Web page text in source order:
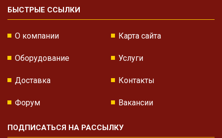
БЫСТРЫЕ ССЫЛКИ
О компании Карта сайта
Оборудование Услуги
Доставка Контакты
Форум Вакансии
ПОДПИСАТЬСЯ НА РАССЫЛКУ